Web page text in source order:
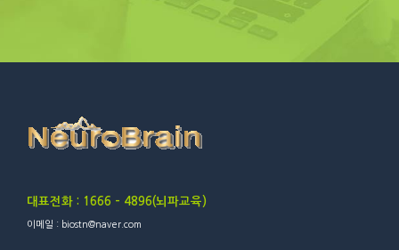
대표전화 : 1666 – 4896(뇌파교육)
이메일 : biostn@naver.com